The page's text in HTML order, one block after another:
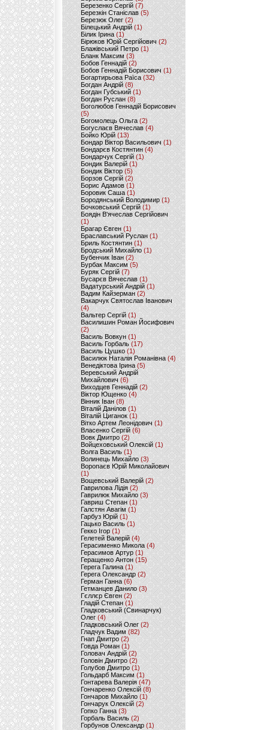
Березенко Сергій (7)
Березкін Станіслав (5)
Березюк Олег(2)
Білецький Андрій (1)
Білик Ірина (1)
Бірюков Юрій Сергійович (2)
Блажівський Петро (1)
Бланк Максим(3)
Бобов Геннадій (2)
Бобов Геннадій Борисович (1)
Богартирьова Раїса (32)
Богдан Андрій(8)
Богдан Губський (1)
Богдан Руслан(8)
Боголюбов Геннадій Борисович
(5)
Богомолець Ольга (2)
Богуслаєв Вячеслав (4)
Бойко Юрій (13)
Бондар Віктор Васильович (1)
Бондарєв Костянтин (4)
Бондарчук Сергій(1)
Бондик Валерій (1)
Бондик Віктор(5)
Борзов Сергiй (2)
Борис Адамов(1)
Боровик Саша (1)
Бородянський Володимир (1)
Бочковський Сергій (1)
Боядін В'ячеслав Сергійович
(1)
Брагар Євген (1)
Браславський Руслан (1)
Бриль Костянтин (1)
Бродський Михайло (1)
Бубенчик Іван(2)
Бурбак Максим (5)
Буряк Сергій (7)
Бусарєв Вячеслав (1)
Вадатурський Андрій (1)
Вадим Кайзерман (2)
Вакарчук Святослав Іванович
(4)
Вальтер Сергій (1)
Василишин Роман Йосифович
(2)
Василь Вовкун (1)
Василь Горбаль (17)
Василь Цушко (1)
Василюк Наталія Романівна (4)
Венедіктова Ірина(5)
Веревський Андрій
Михайлович (6)
Виходцев Геннадій (2)
Віктор Ющенко (4)
Вінник Іван (8)
Віталій Данілов (1)
Віталій Циганок (1)
Вітко Артем Леонідович(1)
Власенко Сергій (6)
Вовк Дмитро(2)
Войцеховський Олексій(1)
Волга Василь (1)
Волинець Михайло (3)
Воропаєв Юрій Миколайович
(1)
Вощевський Валерій(2)
Гаврилова Лідія (2)
Гаврилюк Михайло (3)
Гавриш Степан (1)
Галстян Авагім (1)
Гарбуз Юрій (1)
Гацько Василь (1)
Гекко Ігор(1)
Гелетей Валерій (4)
Герасименко Микола (4)
Герасимов Артур (1)
Геращенко Антон(15)
Герега Галина (1)
Герега Олександр (2)
Герман Ганна (6)
Гетманцев Данило (3)
Гєллєр Євген (2)
Гладій Степан(1)
Гладковський (Свинарчук)
Олег (4)
Гладковський Олег (2)
Гладчук Вадим (82)
Гнап Дмитро (2)
Говда Роман(1)
Головач Андрій (2)
Головін Дмитро (2)
Голубов Дмитро (1)
Гольдарб Максим(1)
Гонтарева Валерія (47)
Гончаренко Олексій(8)
Гончаров Михайло (1)
Гончарук Олексій (2)
Гопко Ганна (3)
Горбаль Василь (2)
Горбунов Олександр (1)